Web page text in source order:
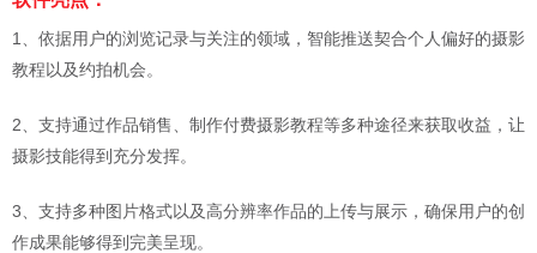
1、依据用户的浏览记录与关注的领域，智能推送契合个人偏好的摄影
教程以及约拍机会。
2、支持通过作品销售、制作付费摄影教程等多种途径来获取收益，让
摄影技能得到充分发挥。
3、支持多种图片格式以及高分辨率作品的上传与展示，确保用户的创
作成果能够得到完美呈现。